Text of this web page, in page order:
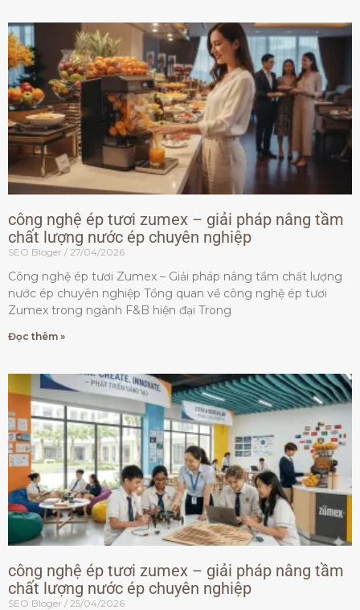
công nghệ ép tươi zumex – giải pháp nâng tầm
chất lượng nước ép chuyên nghiệp
SEO Bloger 27/04/2026
Công nghệ ép tươi Zumex – Giải pháp nâng tầm chất lượng
nước ép chuyên nghiệp Tổng quan về công nghệ ép tươi
Zumex trong ngành F&B hiện đại Trong
Đọc thêm »
công nghệ ép tươi zumex – giải pháp nâng tầm
chất lượng nước ép chuyên nghiệp
SEO Bloger 25/04/2026